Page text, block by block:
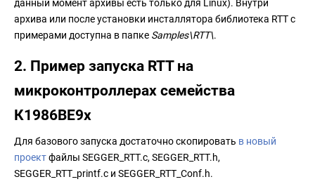
данный момент архивы есть только для Linux). Внутри
архива или после установки инсталлятора библиотека RTT с
примерами доступна в папке Samples\RTT\.
2. Пример запуска RTT на
микроконтроллерах семейства
К1986ВЕ9x
Для базового запуска достаточно скопировать в новый
проектфайлы SEGGER_RTT.c, SEGGER_RTT.h,
SEGGER_RTT_printf.c и SEGGER_RTT_Conf.h.